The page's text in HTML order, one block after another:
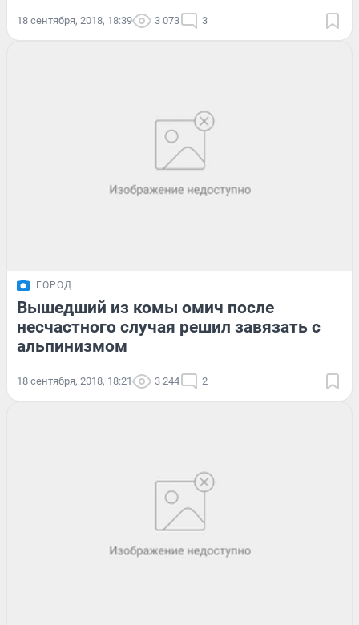
18 сентября, 2018, 18:39 3 073 3
ГОРОД
Вышедший из комы омич после
несчастного случая решил завязать с
альпинизмом
18 сентября, 2018, 18:21 3 244 2